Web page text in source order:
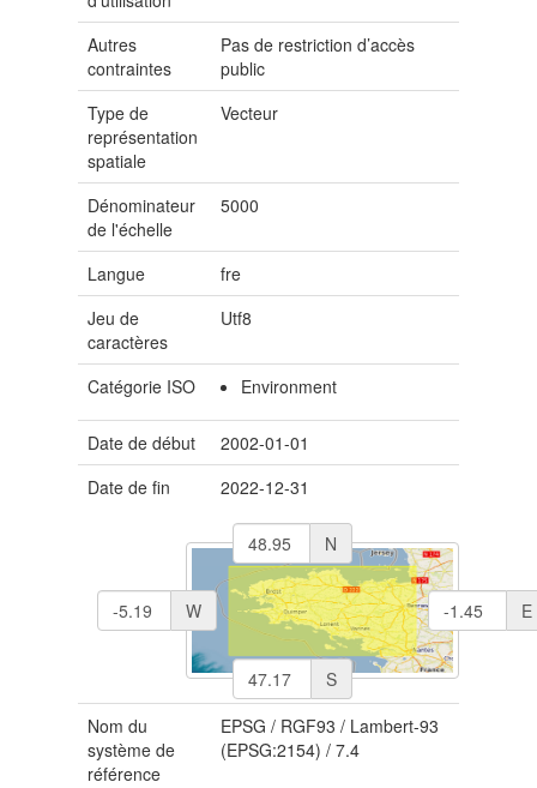
Autres
contraintes
Pas de restriction d’accès
public
Type de
représentation
spatiale
Vecteur
Dénominateur
de l'échelle
5000
Langue
fre
Jeu de
caractères
Utf8
Catégorie ISO Environment
Date de début
2002-01-01
Date de fin
2022-12-31
N
S
E
W
Nom du
système de
référence
EPSG/ RGF93 / Lambert-93
(EPSG:2154)/7.4